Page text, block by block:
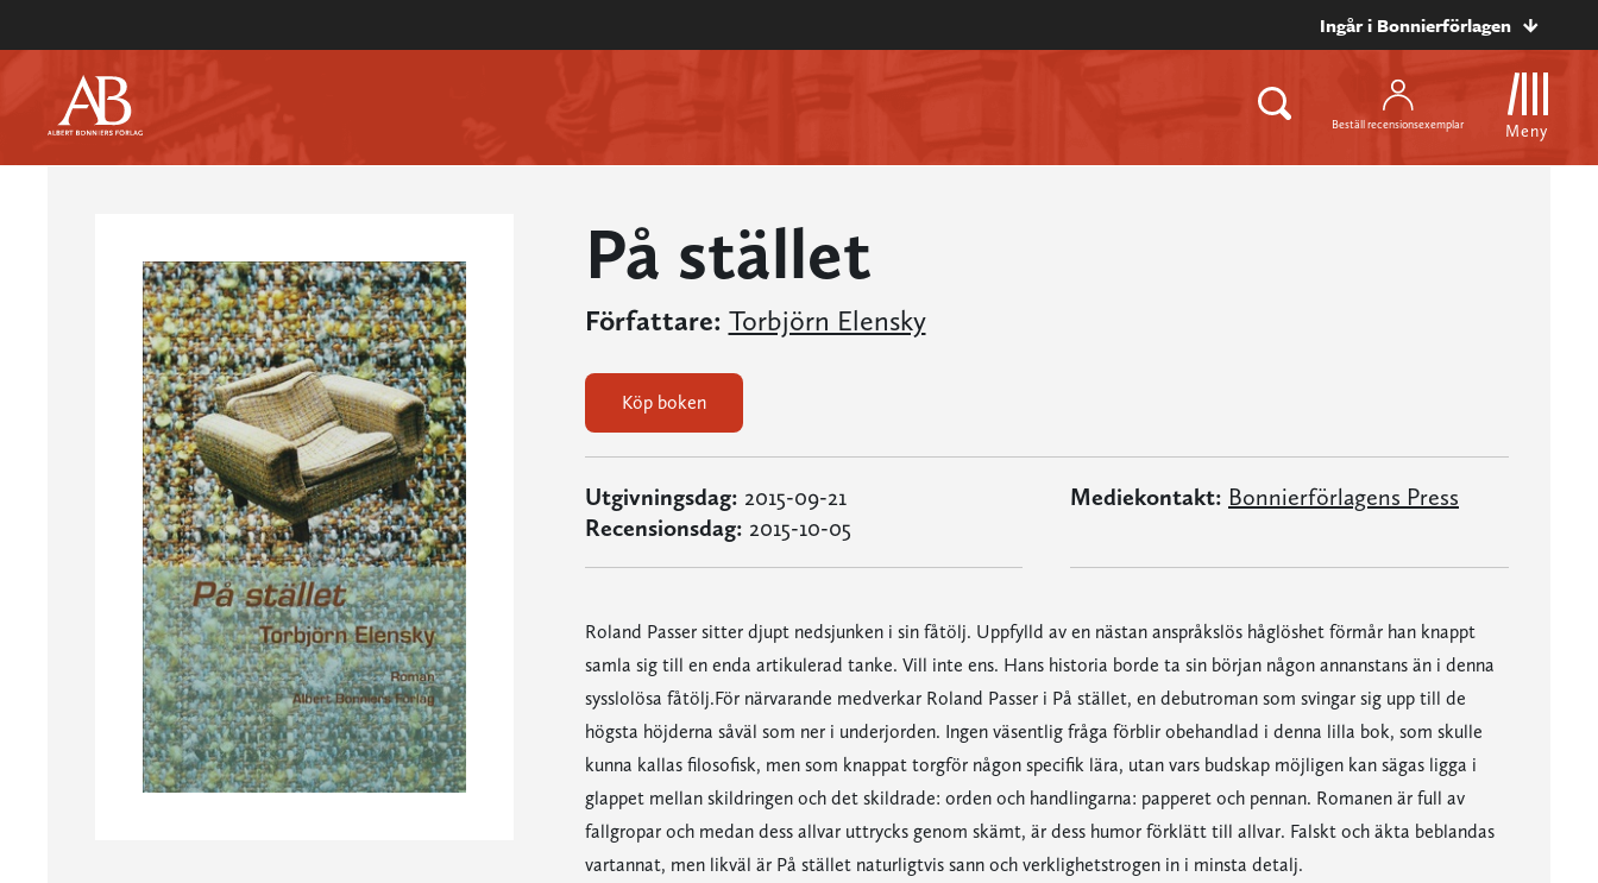
Ingår i Bonnierförlagen
Beställ recensionsexemplar Meny
På stället
Författare: Torbjörn Elensky
Köp boken
Utgivningsdag: 2015-09-21
Recensionsdag: 2015-10-05
Mediekontakt: Bonnierförlagens Press
Roland Passer sitter djupt nedsjunken i sin fåtölj. Uppfylld av en nästan anspråkslös håglöshet förmår han knappt
samla sig till en enda artikulerad tanke. Vill inte ens. Hans historia borde ta sin början någon annanstans än i denna
sysslolösa fåtölj.För närvarande medverkar Roland Passer i På stället, en debutroman som svingar sig upp till de
högsta höjderna såväl som ner i underjorden. Ingen väsentlig fråga förblir obehandlad i denna lilla bok, som skulle
kunna kallas filosofisk, men som knappat torgför någon specifik lära, utan vars budskap möjligen kan sägas ligga i
glappet mellan skildringen och det skildrade: orden och handlingarna: papperet och pennan. Romanen är full av
fallgropar och medan dess allvar uttrycks genom skämt, är dess humor förklätt till allvar. Falskt och äkta beblandas
vartannat, men likväl är På stället naturligtvis sann och verklighetstrogen in i minsta detalj.